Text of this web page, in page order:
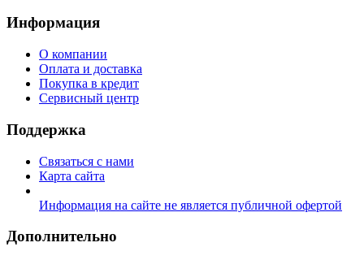
Информация
О компании
Оплата и доставка
Покупка в кредит
Сервисный центр
Поддержка
Связаться с нами
Карта сайта
Информация на сайте не является публичной офертой
Дополнительно